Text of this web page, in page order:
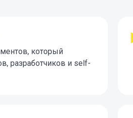
который
разработчиков и self-